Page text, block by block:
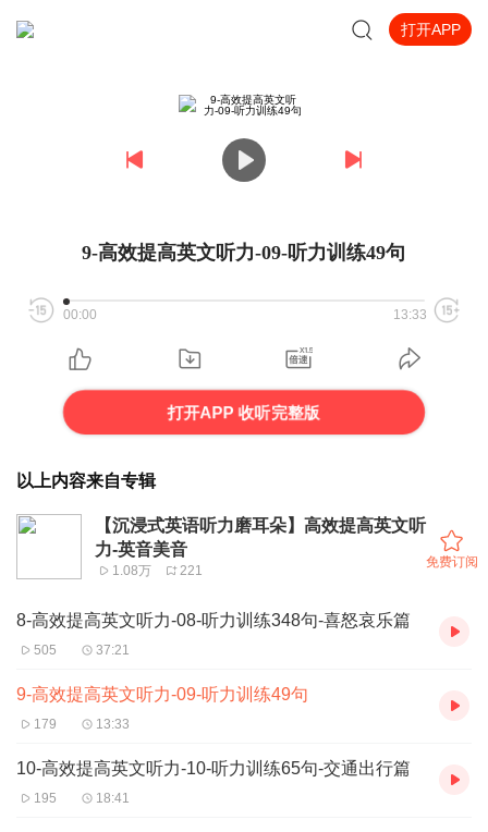
打开APP
9-高效提高英文听力-09-听力训练49句
00:00 13:33
打开APP 收听完整版
以上内容来自专辑
【沉浸式英语听力磨耳朵】高效提高英文听
力-英音美音
1.08万 221
免费订阅
8-高效提高英文听力-08-听力训练348句-喜怒哀乐篇
505 37:21
9-高效提高英文听力-09-听力训练49句
179 13:33
10-高效提高英文听力-10-听力训练65句-交通出行篇
195 18:41